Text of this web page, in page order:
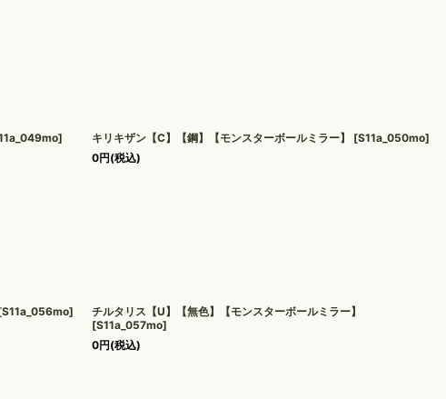
]
キリキザン【C】【鋼】【モンスターボールミラー】 [S11a_050mo]
0円(税込)
S11a_056mo]
チルタリス【U】【無色】【モンスターボールミラー】
[S11a_057mo]
0円(税込)